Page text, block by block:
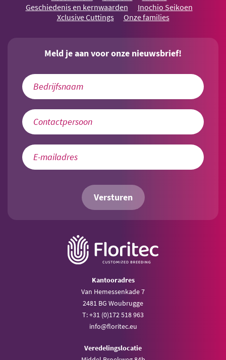
Geschiedenis en kernwaarden
Inochio Seikoen
Xclusive Cuttings
Onze families
Meld je aan voor onze nieuwsbrief!
Versturen
Kantooradres
Van Hemessenkade 7
2481 BG Woubrugge
T: +31 (0)172 518 963
info@floritec.eu
Veredelingslocatie